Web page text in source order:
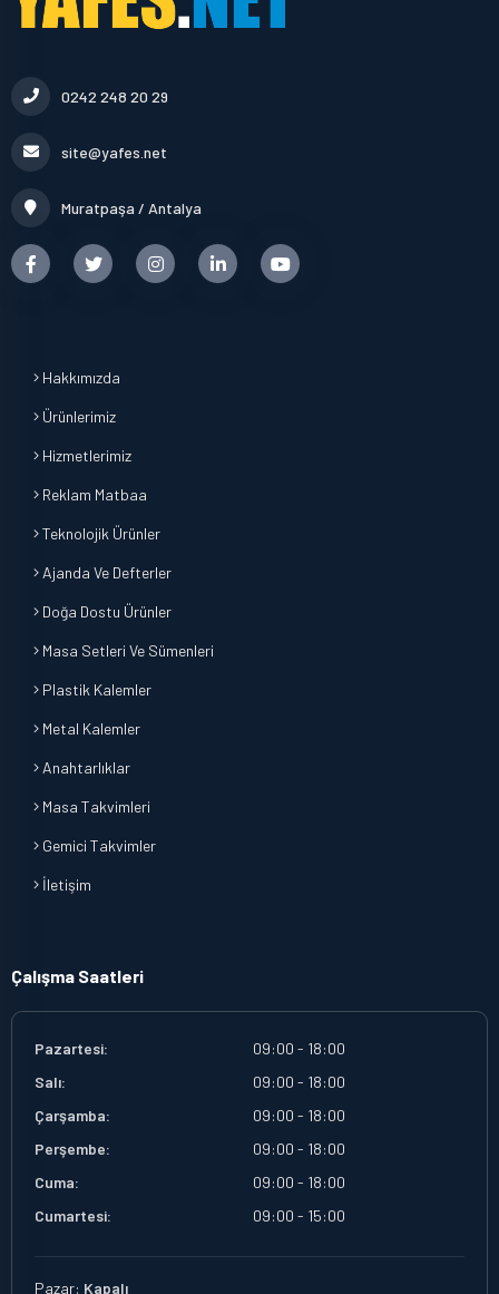
0242 248 20 29
site@yafes.net
Muratpaşa / Antalya
Hakkımızda
Ürünlerimiz
Hizmetlerimiz
Reklam Matbaa
Teknolojik Ürünler
Ajanda Ve Defterler
Doğa Dostu Ürünler
Masa Setleri Ve Sümenleri
Plastik Kalemler
Metal Kalemler
Anahtarlıklar
Masa Takvimleri
Gemici Takvimler
İletişim
Çalışma Saatleri
Pazartesi:
09:00 - 18:00
Salı:
09:00 - 18:00
Çarşamba:
09:00 - 18:00
Perşembe:
09:00 - 18:00
Cuma:
09:00 - 18:00
Cumartesi:
09:00 - 15:00
Pazar: Kapalı